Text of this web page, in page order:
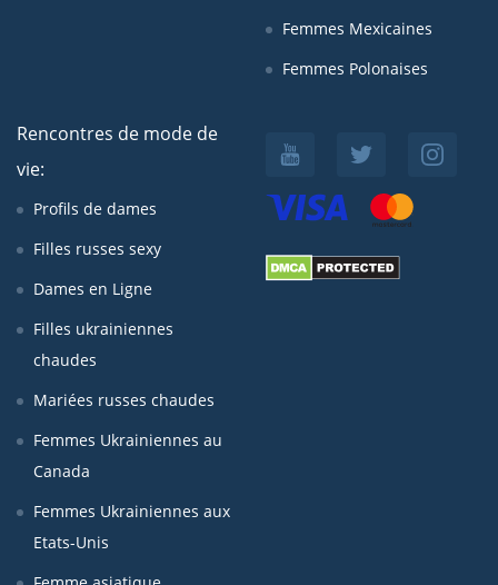
Femmes Mexicaines
Femmes Polonaises
Rencontres de mode de
vie:
Profils de dames
Filles russes sexy
Dames en Ligne
Filles ukrainiennes
chaudes
Mariées russes chaudes
Femmes Ukrainiennes au
Canada
Femmes Ukrainiennes aux
Etats-Unis